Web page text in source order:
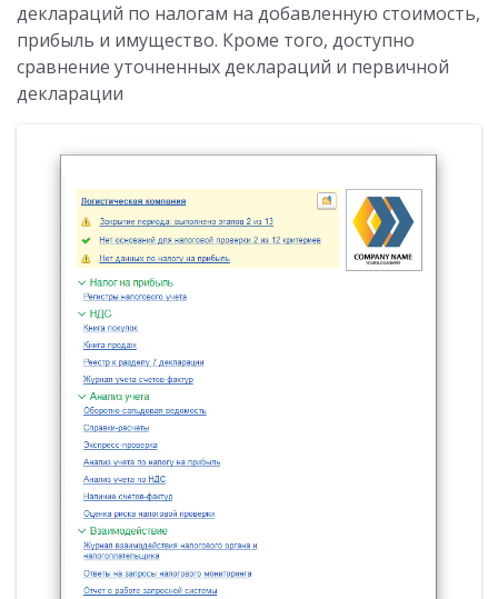
деклараций по налогам на добавленную стоимость,
прибыль и имущество. Кроме того, доступно
сравнение уточненных деклараций и первичной
декларации